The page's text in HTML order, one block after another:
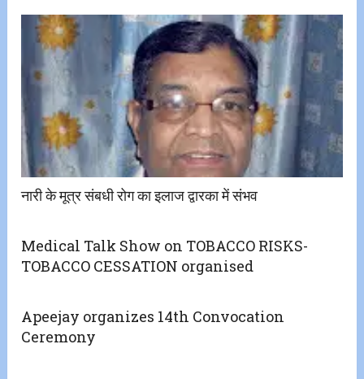
नारी के मूत्र संबधी रोग का इलाज द्वारका में संभव
Medical Talk Show on TOBACCO RISKS-
TOBACCO CESSATION organised
Apeejay organizes 14th Convocation
Ceremony